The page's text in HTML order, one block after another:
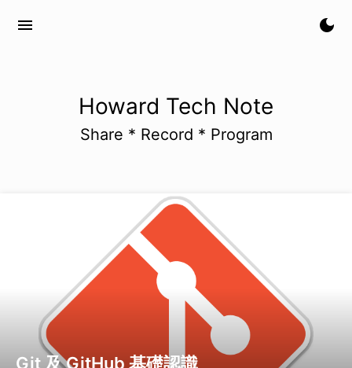
menu dark_mode
Howard Tech Note
Share * Record * Program
Git 及 GitHub 基礎認識